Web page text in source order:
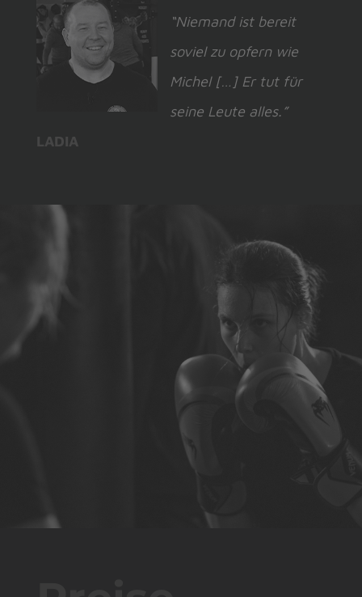
“Niemand ist bereit
soviel zu opfern wie
Michel […] Er tut für
seine Leute alles.”
LADIA